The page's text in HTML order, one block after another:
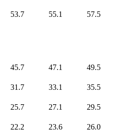
53.7 55.1 57.5
45.7 47.1
49.5
31.7 33.1
35.5
25.7 27.1
29.5
22.2 23.6 26.0